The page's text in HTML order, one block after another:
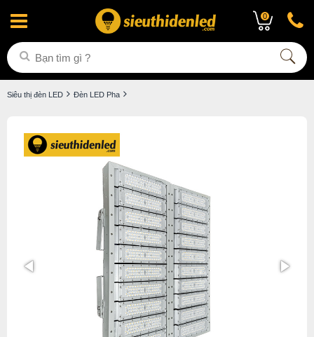
0
Siêu thị đèn LED Đèn LED Pha